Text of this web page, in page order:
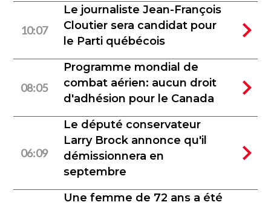
10:07
Le journaliste Jean-François
Cloutier sera candidat pour
le Parti québécois
08:05
Programme mondial de
combat aérien: aucun droit
d'adhésion pour le Canada
06:09
Le député conservateur
Larry Brock annonce qu'il
démissionnera en
septembre
Une femme de 72 ans a été